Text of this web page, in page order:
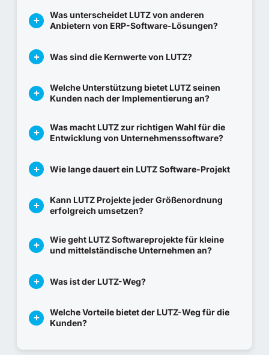
Was unterscheidet LUTZ von anderen
Anbietern von ERP-Software-Lösungen?
Was sind die Kernwerte von LUTZ?
Welche Unterstützung bietet LUTZ seinen
Kunden nach der Implementierung an?
Was macht LUTZ zur richtigen Wahl für die
Entwicklung von Unternehmenssoftware?
Wie lange dauert ein LUTZ Software-Projekt
Kann LUTZ Projekte jeder Größenordnung
erfolgreich umsetzen?
Wie geht LUTZ Softwareprojekte für kleine
und mittelständische Unternehmen an?
Was ist der LUTZ-Weg?
Welche Vorteile bietet der LUTZ-Weg für die
Kunden?